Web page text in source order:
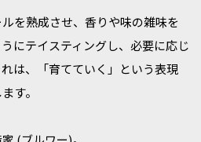
を熟成させ、香りや味の雑味を
にテイスティングし、必要に応じ
は、「育てていく」という表現
す。